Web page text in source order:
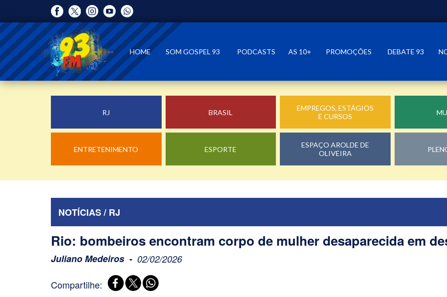
HOME SOM GOSPEL 93 PODCASTS AS 10+ PROMOÇÕES DEBATE 93
RJ BRASIL
EMPREGOS, ESTÁGIOS
E CURSOS
ENTRETENIMENTO ESPORTE
ESPAÇO AROLDE DE
OLIVEIRA
NOTÍCIAS / RJ
Rio: bombeiros encontram corpo de mulher desaparecida em
Juliano Medeiros 02/02/2026
Compartilhe: